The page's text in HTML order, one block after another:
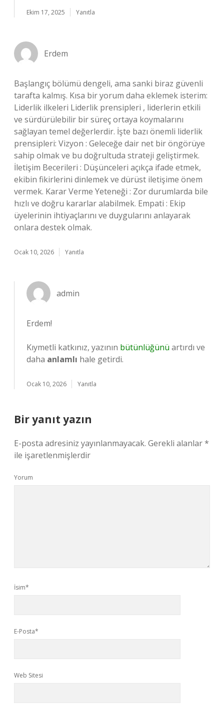
Ekim 17, 2025 Yanıtla
Erdem
Başlangıç bölümü dengeli, ama sanki biraz güvenli
tarafta kalmış. Kısa bir yorum daha eklemek isterim:
Liderlik ilkeleri Liderlik prensipleri , liderlerin etkili
ve sürdürülebilir bir süreç ortaya koymalarını
sağlayan temel değerlerdir. İşte bazı önemli liderlik
prensipleri: Vizyon : Geleceğe dair net bir öngörüye
sahip olmak ve bu doğrultuda strateji geliştirmek.
İletişim Becerileri : Düşünceleri açıkça ifade etmek,
ekibin fikirlerini dinlemek ve dürüst iletişime önem
vermek. Karar Verme Yeteneği : Zor durumlarda bile
hızlı ve doğru kararlar alabilmek. Empati : Ekip
üyelerinin ihtiyaçlarını ve duygularını anlayarak
onlara destek olmak.
Ocak 10, 2026 Yanıtla
admin
Erdem!
Kıymetli katkınız, yazının bütünlüğünü artırdı ve
daha anlamlı hale getirdi.
Ocak 10, 2026 Yanıtla
Bir yanıt yazın
E-posta adresiniz yayınlanmayacak. Gerekli alanlar*
ile işaretlenmişlerdir
Yorum
İsim*
E-Posta*
Web Sitesi